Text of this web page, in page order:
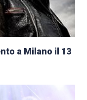
a Milano il 13